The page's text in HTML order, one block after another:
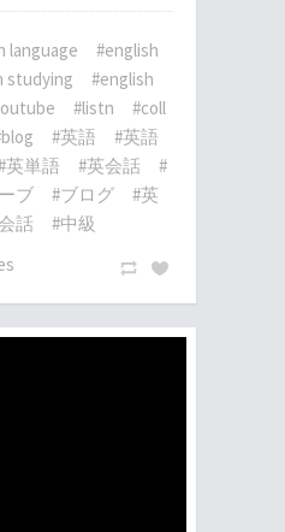
language
#english
studying
#english
#listn
#coll
#英語
#英語
英単語 #英会話
#
ブ #ブログ
#英
話
#中級